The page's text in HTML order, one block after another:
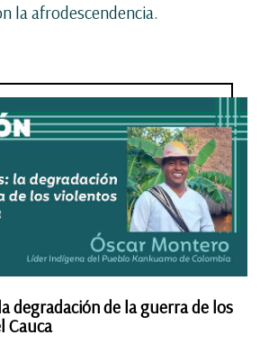
la afrodescendencia.
degradación de la guerra de los
Cauca